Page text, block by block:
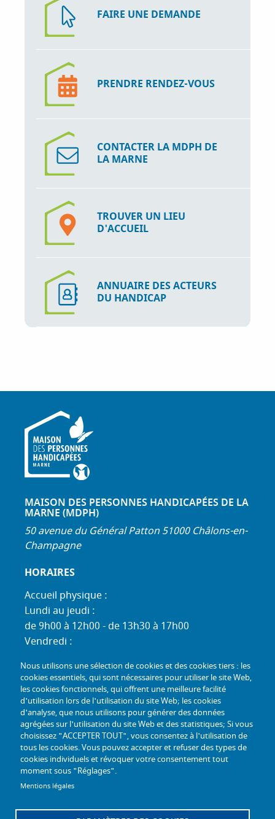
FAIRE UNE DEMANDE
PRENDRE RENDEZ-VOUS
CONTACTER LA MDPH DE
LA MARNE
TROUVER UN LIEU
D'ACCUEIL
ANNUAIRE DES ACTEURS
DU HANDICAP
MAISON DES PERSONNES HANDICAPÉES DE LA
MARNE (MDPH)
50 avenue du Général Patton 51000 Châlons-en-
Champagne
HORAIRES
Accueil physique :
Lundi au jeudi :
de 9h00 à 12h00 - de 13h30 à 17h00
Vendredi :
Standard téléphonique :
Lundi au jeudi :
de 9h00 à 12h30 - de 13h30 à 17h00
Vendredi :
de 9h00 à 12h30 - de 13h30 à 16h30
TÉL :+33 (0) 3 26 26 06 06
COURRIEL : accueil@mdph51.fr
Nous utilisons une sélection de cookies et des cookies tiers : les
cookies essentiels, qui sont nécessaires pour utiliser le site Web,
les cookies fonctionnels, qui offrent une meilleure facilité
d'utilisation lors de l'utilisation du site Web; les cookies
d'analyse, que nous utilisons pour générer des données
agrégées sur l'utilisation du site Web et des statistiques; Si vous
choisissez "ACCEPTER TOUT", vous consentez à l'utilisation de
tous les cookies. Vous pouvez accepter et refuser des types de
cookies individuels et révoquer votre consentement tout
moment sous "Réglages".
Mentions légales